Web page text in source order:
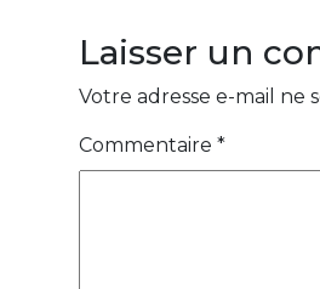
Laisser un
Votre adresse e-mail ne
Commentaire *